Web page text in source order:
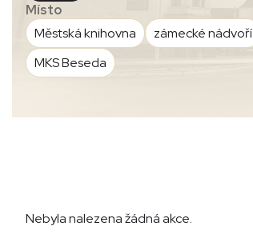
Místo
Městská knihovna
zámecké nádvoří
MKS Beseda
Nebyla nalezena žádná akce.